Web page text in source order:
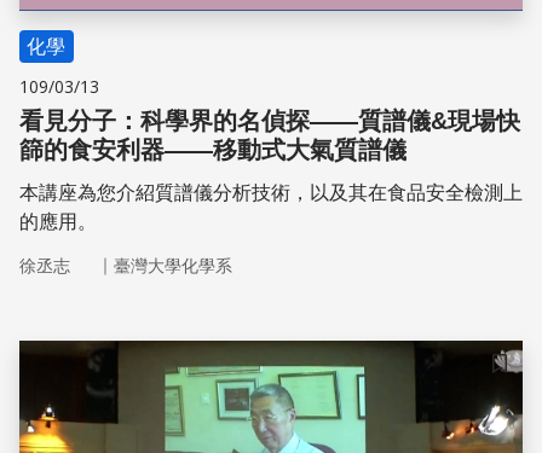
化學
109/03/13
看見分子：科學界的名偵探——質譜儀&現場快
篩的食安利器——移動式大氣質譜儀
本講座為您介紹質譜儀分析技術，以及其在食品安全檢測上
的應用。
徐丞志 ｜ 臺灣大學化學系
儲存